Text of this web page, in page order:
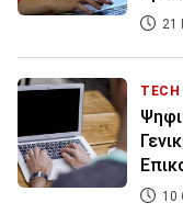
21
TECH
10